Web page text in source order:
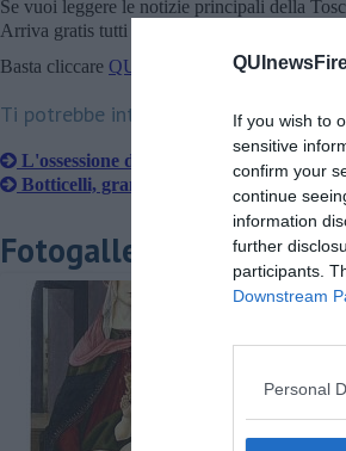
If you wish to
sensitive
confirm your
continue
information
further
participants.
Downstream
Personal
Se vuoi leggere le notizie principali della
Arriva gratis tutti i giorni alle 20:00
Basta cliccare QUI
Ti potrebbe interessare anche:
L'ossessione di Leonardo da Vinci per
Botticelli, grandi spostamenti agli Uffizi
Fotogallery